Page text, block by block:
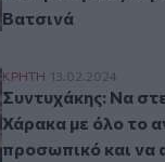
Βατσινά
Συντυχάκης: Να
ΚΡΗΤΗ 13.02.2024
Συντυχάκης: Να
Χάρακα με όλο το
προσωπικό και να